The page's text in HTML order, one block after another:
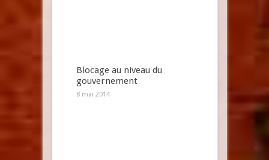
Blocage au niveau du
gouvernement
8 mai 2014